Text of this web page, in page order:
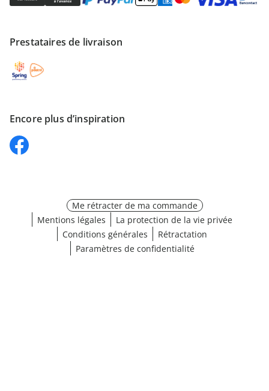
Prestataires de livraison
Encore plus d’inspiration
Me rétracter de ma commande
Mentions légales
La protection de la vie privée
Conditions générales
Rétractation
Paramètres de confidentialité